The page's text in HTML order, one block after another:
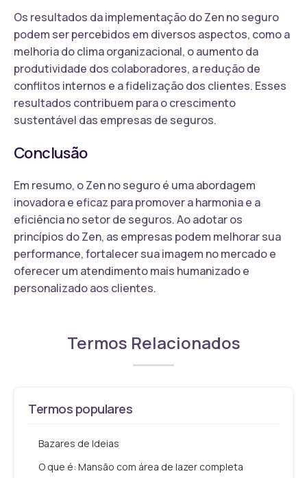
Os resultados da implementação do Zen no seguro
podem ser percebidos em diversos aspectos, como a
melhoria do clima organizacional, o aumento da
produtividade dos colaboradores, a redução de
conflitos internos e a fidelização dos clientes. Esses
resultados contribuem para o crescimento
sustentável das empresas de seguros.
Conclusão
Em resumo, o Zen no seguro é uma abordagem
inovadora e eficaz para promover a harmonia e a
eficiência no setor de seguros. Ao adotar os
princípios do Zen, as empresas podem melhorar sua
performance, fortalecer sua imagem no mercado e
oferecer um atendimento mais humanizado e
personalizado aos clientes.
Termos Relacionados
Termos populares
Bazares de Ideias
O que é: Mansão com área de lazer completa